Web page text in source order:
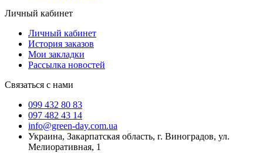
Личный кабинет
Личный кабинет
История заказов
Мои закладки
Рассылка новостей
Связаться с нами
099 432 80 83
097 482 43 14
info@green-day.com.ua
Украина, Закарпатская область, г. Виноградов, ул.
Мелиоративная, 1